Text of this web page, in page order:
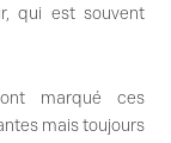
qui est souvent
marqué ces
mais toujours